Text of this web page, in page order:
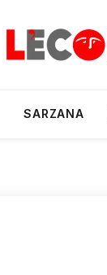
SARZANA